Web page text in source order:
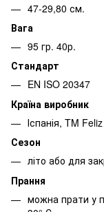
47-29,80 см.
Вага
95 гр. 40р.
Стандарт
EN ISO 20347
Країна виробник
Іспанія, TM
Сезон
літо або для
Прання
можна прати у